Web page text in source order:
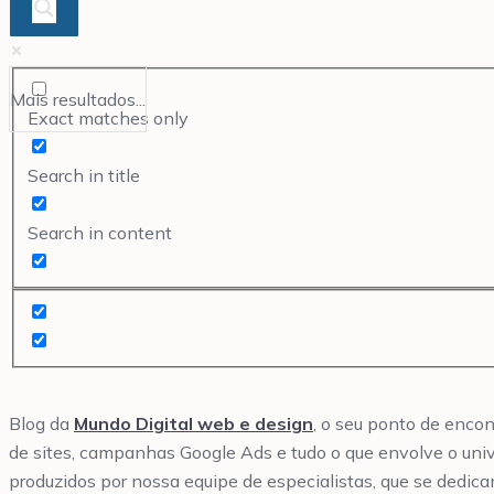
Mais resultados...
Exact matches only
Search in title
Search in content
Blog da Mundo Digital web e design , o seu ponto de
de sites, campanhas Google Ads e tudo o que envolve o
produzidos por nossa equipe de especialistas, que se